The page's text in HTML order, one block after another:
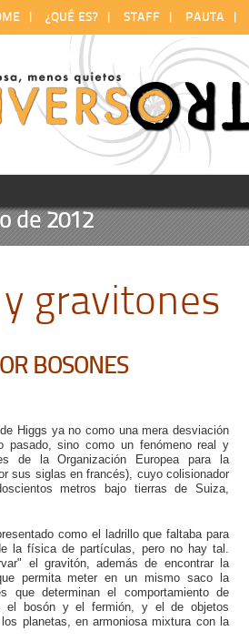
| ¿QUÉ ES?| STAFF| PAUTA |
de 2012
gravitones
BOSONES
Higgs ya no como una mera desviación
pasado, sino como un fenómeno real y
de la Organización Europea para la
sus siglas en francés), cuyo colisionador
metros bajo tierras de Suiza,
como el ladrillo que faltaba para
la física de partículas, pero no hay tal.
el gravitón, además de encontrar la
permita meter en un mismo saco la
que determinan el comportamiento de
el bosón y el fermión, y el de objetos
planetas, en armoniosa mixtura con la